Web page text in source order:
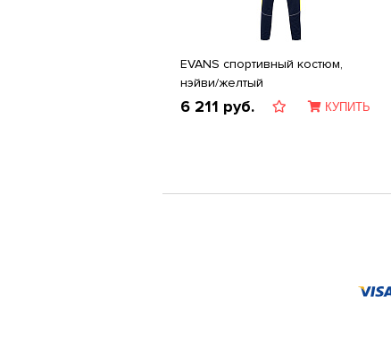
EVANS спортивный костюм,
нэйви/желтый
6 211 руб. КУПИТЬ